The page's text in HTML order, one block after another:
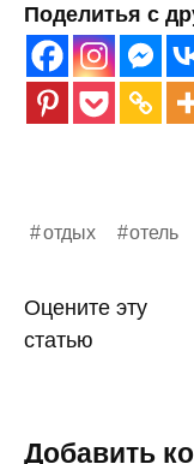
Поделитья с
отдых отель
Оцените эту
статью
Добавить